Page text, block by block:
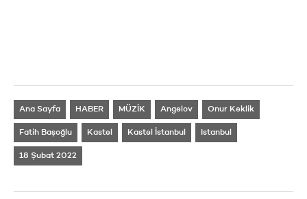
Ana Sayfa HABER MÜZİK Angelov Onur Keklik
Fatih Başoğlu Kastel Kastel İstanbul Istanbul
18 Şubat 2022